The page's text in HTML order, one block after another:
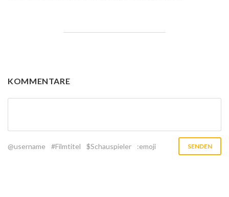
KOMMENTARE
@username #Filmtitel $Schauspieler :emoji